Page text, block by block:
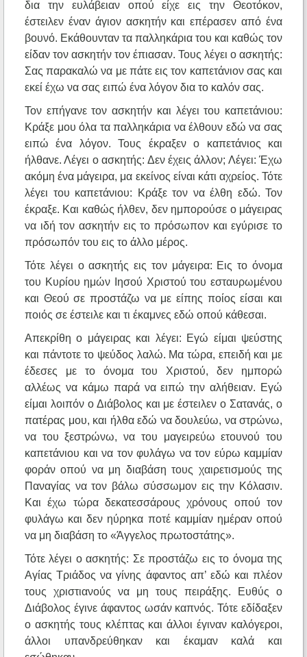
δια την ευλάβειαν οπού είχε εις την Θεοτόκον,
έστειλεν έναν άγιον ασκητήν και επέρασεν από ένα
βουνό. Εκάθουνταν τα παλληκάρια του και καθώς τον
είδαν τον ασκητήν τον έπιασαν. Τους λέγει ο ασκητής:
Σας παρακαλώ να με πάτε εις τον καπετάνιον σας και
εκεί έχω να σας ειπώ ένα λόγον δια το καλόν σας.
Τον επήγανε τον ασκητήν και λέγει του καπετάνιου:
Κράξε μου όλα τα παλληκάρια να έλθουν εδώ να σας
ειπώ ένα λόγον. Τους έκραξεν ο καπετάνιος και
ήλθανε. Λέγει ο ασκητής: Δεν έχεις άλλον; Λέγει: Έχω
ακόμη ένα μάγειρα, μα εκείνος είναι κάτι αχρείος. Τότε
λέγει του καπετάνιου: Κράξε τον να έλθη εδώ. Τον
έκραξε. Και καθώς ήλθεν, δεν ημπορούσε ο μάγειρας
να ιδή τον ασκητήν εις το πρόσωπον και εγύρισε το
πρόσωπόν του εις το άλλο μέρος.
Τότε λέγει ο ασκητής εις τον μάγειρα: Εις το όνομα
του Κυρίου ημών Ιησού Χριστού του εσταυρωμένου
και Θεού σε προστάζω να με είπης ποίος είσαι και
ποιός σε έστειλε και τι έκαμνες εδώ οπού κάθεσαι.
Απεκρίθη ο μάγειρας και λέγει: Εγώ είμαι ψεύστης
και πάντοτε το ψεύδος λαλώ. Μα τώρα, επειδή και με
έδεσες με το όνομα του Χριστού, δεν ημπορώ
αλλέως να κάμω παρά να ειπώ την αλήθειαν. Εγώ
είμαι λοιπόν ο Διάβολος και με έστειλεν ο Σατανάς, ο
πατέρας μου, και ήλθα εδώ να δουλεύω, να στρώνω,
να του ξεστρώνω, να του μαγειρεύω ετουνού του
καπετάνιου και να τον φυλάγω να τον εύρω καμμίαν
φοράν οπού να μη διαβάση τους χαιρετισμούς της
Παναγίας να τον βάλω σύσσωμον εις την Κόλασιν.
Και έχω τώρα δεκατεσσάρους χρόνους οπού τον
φυλάγω και δεν ηύρηκα ποτέ καμμίαν ημέραν οπού
να μη διαβάση το «Άγγελος πρωτοστάτης».
Τότε λέγει ο ασκητής: Σε προστάζω εις το όνομα της
Αγίας Τριάδος να γίνης άφαντος απ’ εδώ και πλέον
τους χριστιανούς να μη τους πειράξης. Ευθύς ο
Διάβολος έγινε άφαντος ωσάν καπνός. Τότε εδίδαξεν
ο ασκητής τους κλέπτας και άλλοι έγιναν καλόγεροι,
άλλοι υπανδρεύθηκαν και έκαμαν καλά και